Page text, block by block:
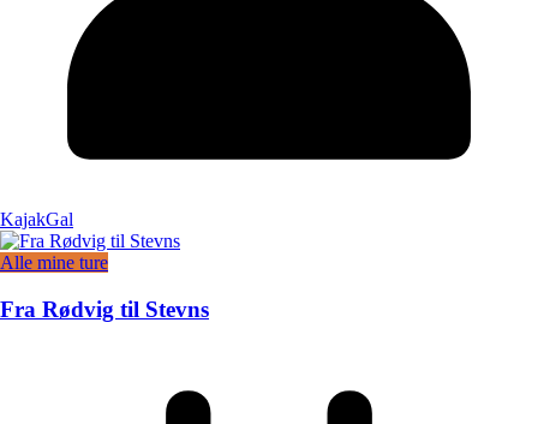
KajakGal
Alle mine ture
Fra Rødvig til Stevns